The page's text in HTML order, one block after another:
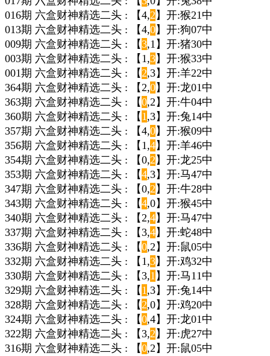
016期 六盒财神精选二头 : 【4,2 】开:猴21中
013期 六盒财神精选二头 : 【4,0】开:狗07中
009期 六盒财神精选二头 : 【3,1】开:猪30中
003期 六盒财神精选二头 : 【1,3】开:猴33中
001期 六盒财神精选二头 : 【2,3】开:羊22中
364期 六盒财神精选二头 : 【2,0】开:龙01中
363期 六盒财神精选二头 : 【0,2】开:牛04中
360期 六盒财神精选二头 : 【 1,3】开:兔14中
357期 六盒财神精选二头 : 【4,0】开:猴09中
356期 六盒财神精选二头 : 【1,4】开:羊46中
354期 六盒财神精选二头 : 【0,2 】开:龙25中
353期 六盒财神精选二头 : 【4,3】开:马47中
347期 六盒财神精选二头 : 【0,2 】开:牛28中
343期 六盒财神精选二头 : 【4,0】开:猴45中
340期 六盒财神精选二头 : 【2,4】开:马47中
337期 六盒财神精选二头 : 【3,4】开:蛇48中
336期 六盒财神精选二头 : 【0,2】开:鼠05中
332期 六盒财神精选二头 : 【1,3】开:鸡32中
330期 六盒财神精选二头 : 【3,1 】开:马11中
329期 六盒财神精选二头 : 【 1,3】开:兔14中
328期 六盒财神精选二头 : 【2,0】开:鸡20中
324期 六盒财神精选二头 : 【0,4】开:龙01中
322期 六盒财神精选二头 : 【3,2 】开:虎27中
316期 六盒财神精选二头 : 【0,2】开:鼠05中